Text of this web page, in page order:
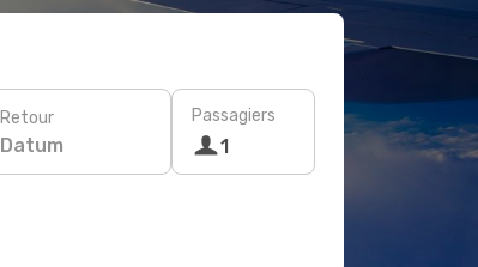
Retour
Datum
Passagiers
1